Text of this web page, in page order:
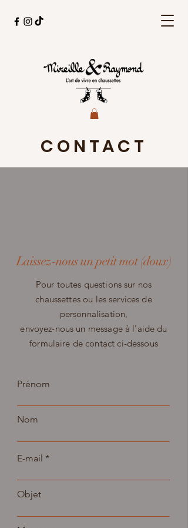
CONTACT
Laissez-nous un petit mot (doux)
Pour toutes questions sur nos
chaussettes ou les services de
personnalisation,
envoyez-nous un message à l'aide du
formulaire de contact ci-dessous
Prénom
Nom
E-mail
Objet